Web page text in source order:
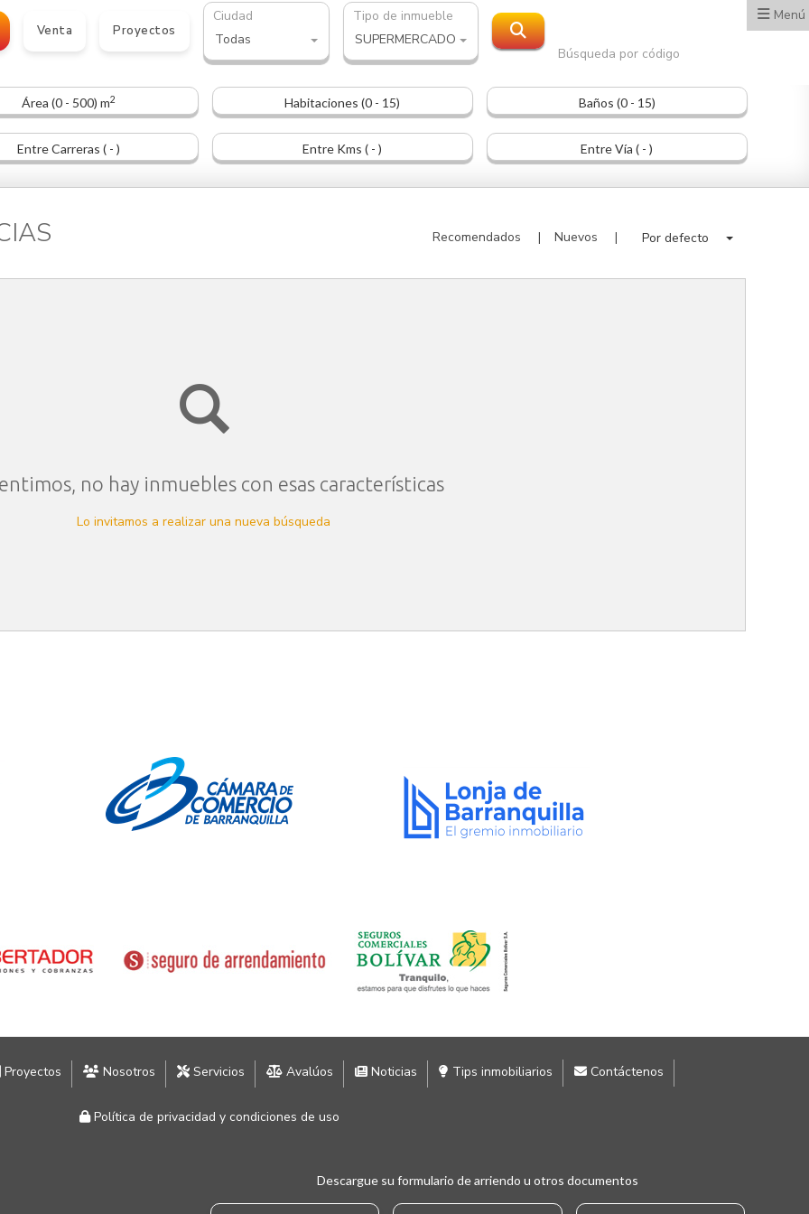
Menú
Venta Proyectos
Ciudad
Todas
Tipo de inmueble
SUPERMERCADO
Búsqueda por código
Área (0 - 500) m2 Habitaciones (0 - 15) Baños (0 - 15)
Entre Carreras ( - ) Entre Kms ( - ) Entre Vía ( - )
Recomendados Nuevos Por defecto
no hay inmuebles con esas características
Lo invitamos a realizar una nueva búsqueda
Proyectos Nosotros Servicios Avalúos Noticias Tips inmobiliarios Contáctenos
Política de privacidad y condiciones de uso
Descargue su formulario de arriendo u otros documentos